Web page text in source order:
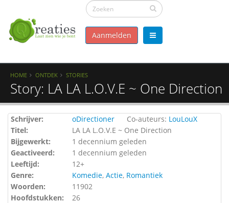
Aanmelden
HOME ONTDEK STORIES
Story: LA LA L.O.V.E ~ One Direction
Schrijver: oDirectioner Co-auteurs: LouLouX
Titel:
LA LA L.O.V.E ~ One Direction
Bijgewerkt:
1 decennium geleden
Geactiveerd:
1 decennium geleden
Leeftijd:
12+
Genre:
Komedie, Actie, Romantiek
Woorden:
11902
Hoofdstukken:
26